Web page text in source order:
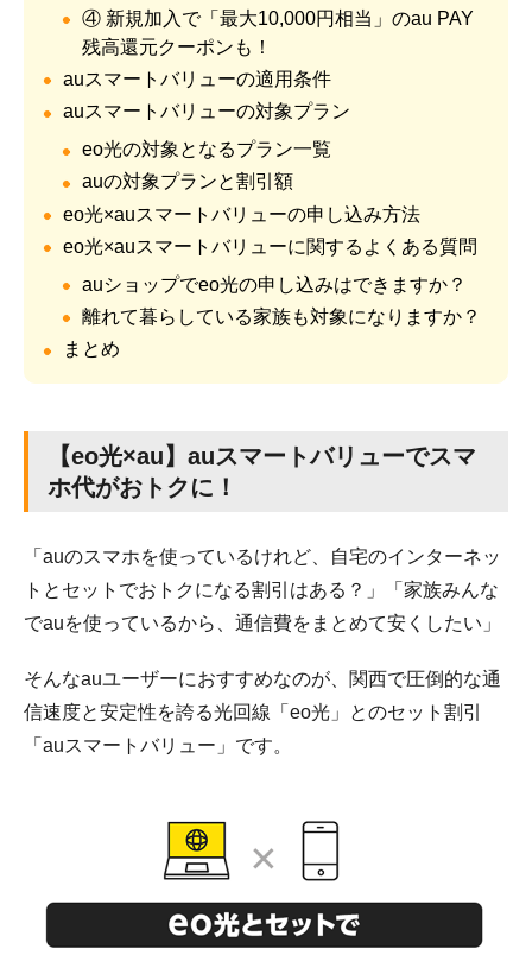
④ 新規加入で「最大10,000円相当」のau PAY
残高還元クーポンも！
auスマートバリューの適用条件
auスマートバリューの対象プラン
eo光の対象となるプラン一覧
auの対象プランと割引額
eo光×auスマートバリューの申し込み方法
eo光×auスマートバリューに関するよくある質問
auショップでeo光の申し込みはできますか？
離れて暮らしている家族も対象になりますか？
まとめ
【eo光×au】auスマートバリューでスマ
ホ代がおトクに！
「auのスマホを使っているけれど、自宅のインターネッ
トとセットでおトクになる割引はある？」「家族みんな
でauを使っているから、通信費をまとめて安くしたい」
そんなauユーザーにおすすめなのが、関西で圧倒的な通
信速度と安定性を誇る光回線「eo光」とのセット割引
「auスマートバリュー」です。